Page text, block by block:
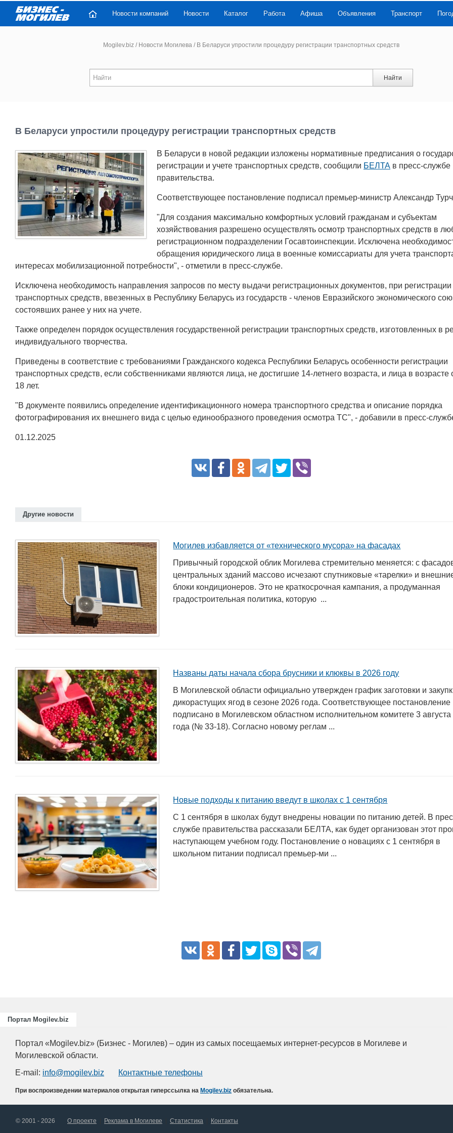
Новости компаний Новости Каталог Работа Афиша Объявления Транспорт
Mogilev.biz / Новости Могилева /В Беларуси упростили процедуру регистрации транспортных средств
Найти
В Беларуси упростили процедуру регистрации транспортных средств
В Беларуси в новой редакции изложены нормативные предписания о
регистрации и учете транспортных средств, сообщили БЕЛТА в пресс-службе
правительства.
Соответствующее постановление подписал премьер-министр Александр
"Для создания максимально комфортных условий гражданам и субъектам
хозяйствования разрешено осуществлять осмотр транспортных средств в
регистрационном подразделении Госавтоинспекции. Исключена
обращения юридического лица в военные комиссариаты для учета
интересах мобилизационной потребности", - отметили в пресс-службе.
Исключена необходимость направления запросов по месту выдачи регистрационных документов, при регистрации
транспортных средств, ввезенных в Республику Беларусь из государств - членов Евразийского экономического
состоявших ранее у них на учете.
Также определен порядок осуществления государственной регистрации транспортных средств, изготовленных в
индивидуального творчества.
Приведены в соответствие с требованиями Гражданского кодекса Республики Беларусь особенности регистрации
транспортных средств, если собственниками являются лица, не достигшие 14-летнего возраста, и лица в возрасте
18 лет.
"В документе появились определение идентификационного номера транспортного средства и описание порядка
фотографирования их внешнего вида с целью единообразного проведения осмотра ТС", - добавили в пресс-
01.12.2025
Другие новости
Могилев избавляется от «технического мусора» на фасадах
Привычный городской облик Могилева стремительно меняется: с
центральных зданий массово исчезают спутниковые «тарелки» и
блоки кондиционеров. Это не краткосрочная кампания, а продуманная
градостроительная политика, которую ...
Названы даты начала сбора брусники и клюквы в 2026 году
В Могилевской области официально утвержден график заготовки и
дикорастущих ягод в сезоне 2026 года. Соответствующее постановление
подписано в Могилевском областном исполнительном комитете 3
года (№ 33-18). Согласно новому реглам ...
Новые подходы к питанию введут в школах с 1 сентября
С 1 сентября в школах будут внедрены новации по питанию детей. В
службе правительства рассказали БЕЛТА, как будет организован этот
наступающем учебном году. Постановление о новациях с 1 сентября в
школьном питании подписал премьер-ми ...
Портал Mogilev.biz
Портал «Mogilev.biz» (Бизнес - Могилев) – один из самых посещаемых интернет-ресурсов в Могилеве и
Могилевской области.
E-mail: info@mogilev.biz Контактные телефоны
При воспроизведении материалов открытая гиперссылка на Mogilev.biz обязательна.
© 2001 - 2026 О проекте Реклама в Могилеве Статистика Контакты